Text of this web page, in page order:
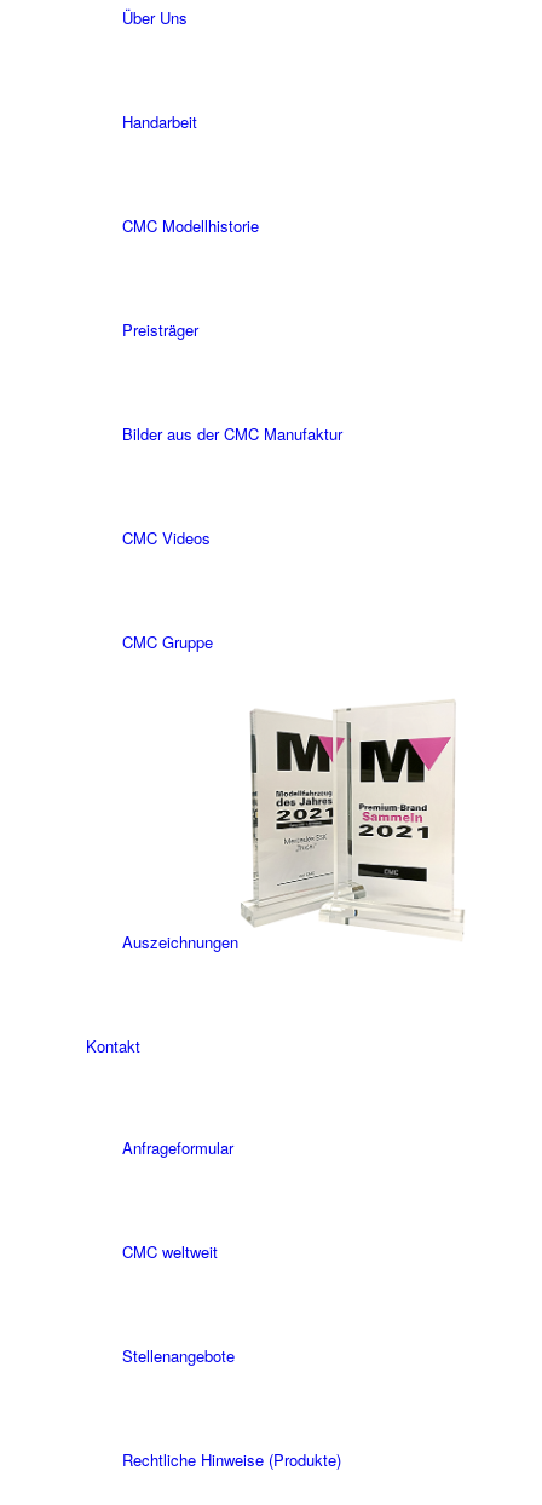
Über Uns
Handarbeit
CMC Modellhistorie
Preisträger
Bilder aus der CMC Manufaktur
CMC Videos
CMC Gruppe
Auszeichnungen
Kontakt
Anfrageformular
CMC weltweit
Stellenangebote
Rechtliche Hinweise (Produkte)